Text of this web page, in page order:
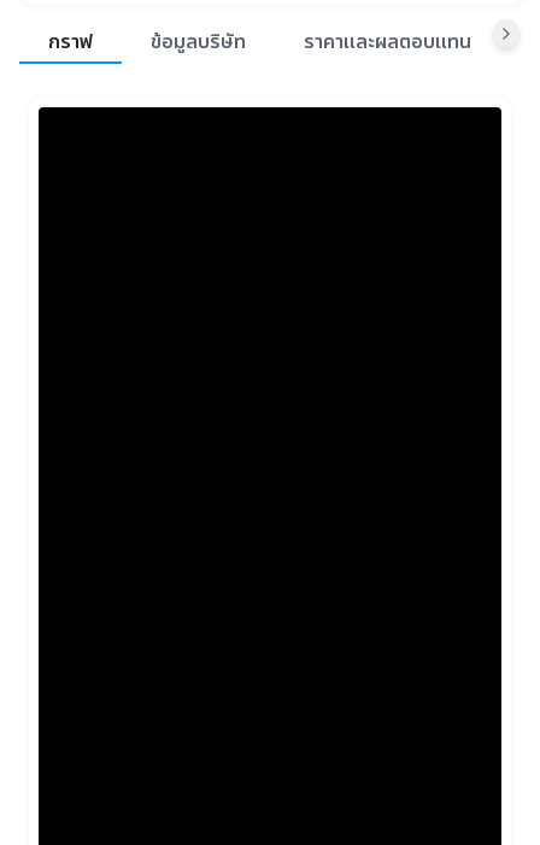
กราฟ
ข้อมูลบริษัท ราคาและผลตอบแทน